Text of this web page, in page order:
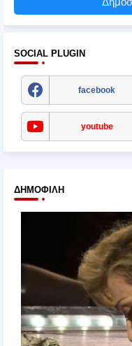
SOCIAL PLUGIN
facebook
youtube
ΔΗΜΟΦΙΛΉ